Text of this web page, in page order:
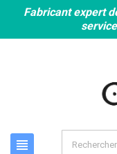
Fabricant expert
view_headline